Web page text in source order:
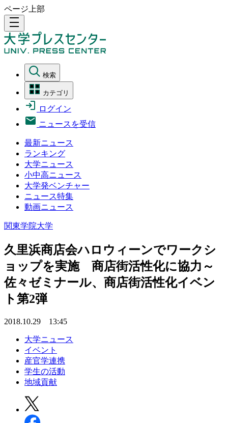
ページ上部
density_medium
検索
カテゴリ
ログイン
ニュースを受信
最新ニュース
ランキング
大学ニュース
小中高ニュース
大学発ベンチャー
ニュース特集
動画ニュース
関東学院大学
久里浜商店会ハロウィーンでワークシ
ョップを実施 商店街活性化に協力～
佐々ゼミナール、商店街活性化イベン
ト第2弾
2018.10.29 13:45
大学ニュース
イベント
産官学連携
学生の活動
地域貢献